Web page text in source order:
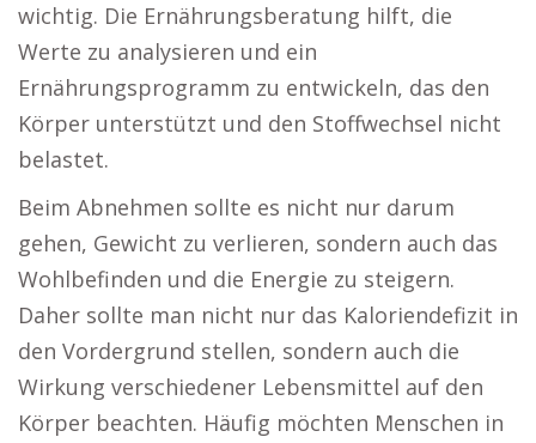
wichtig. Die Ernährungsberatung hilft, die
Werte zu analysieren und ein
Ernährungsprogramm zu entwickeln, das den
Körper unterstützt und den Stoffwechsel nicht
belastet.
Beim Abnehmen sollte es nicht nur darum
gehen, Gewicht zu verlieren, sondern auch das
Wohlbefinden und die Energie zu steigern.
Daher sollte man nicht nur das Kaloriendefizit in
den Vordergrund stellen, sondern auch die
Wirkung verschiedener Lebensmittel auf den
Körper beachten. Häufig möchten Menschen in